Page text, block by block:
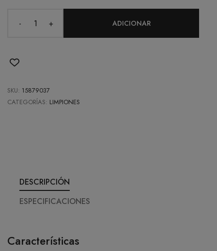
- + ADICIONAR
SKU: 15879037
CATEGORÍAS: LIMPIONES
DESCRIPCIÓN
ESPECIFICACIONES
Características